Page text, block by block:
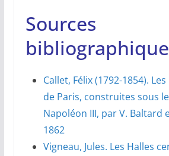
Sources
Callet, Félix (1792-1854).
de Paris, construites sous
Napoléon III, par V. Baltard
1862
Vigneau, Jules. Les Halles